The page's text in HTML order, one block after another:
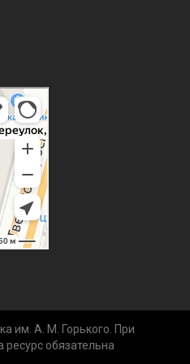
им. А. М. Горького. При
ресурс обязательна